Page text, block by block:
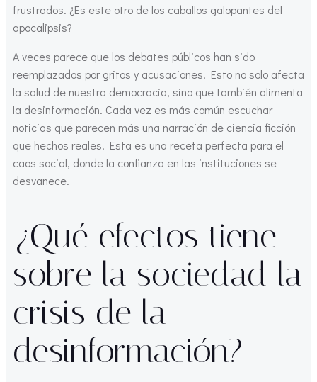
frustrados. ¿Es este otro de los caballos galopantes del
apocalipsis?
A veces parece que los debates públicos han sido
reemplazados por gritos y acusaciones. Esto no solo afecta
la salud de nuestra democracia, sino que también alimenta
la desinformación. Cada vez es más común escuchar
noticias que parecen más una narración de ciencia ficción
que hechos reales. Esta es una receta perfecta para el
caos social, donde la confianza en las instituciones se
desvanece.
¿Qué efectos tiene
sobre la sociedad la
crisis de la
desinformación?